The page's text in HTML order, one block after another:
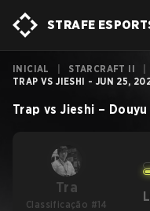
STRAFE
INICIAL STARCRAFT II
TRAP VS JIESHI - JUN 25,
Trap vs Jieshi –
Tra
Classificação #14